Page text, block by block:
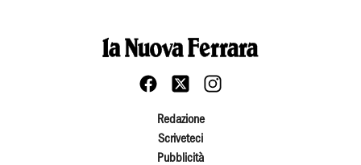
Redazione
Scriveteci
Pubblicità